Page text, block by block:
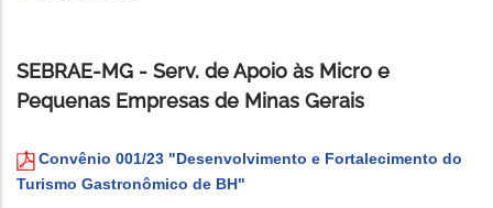
SEBRAE-MG - Serv. de Apoio às Micro e
Pequenas Empresas de Minas Gerais
Convênio 001/23 "Desenvolvimento e Fortalecimento do
Turismo Gastronômico de BH"